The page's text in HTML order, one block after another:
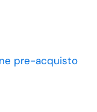
pre-acquisto